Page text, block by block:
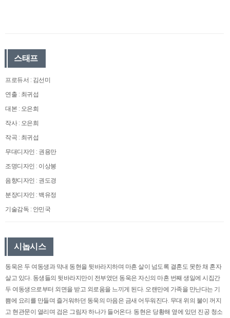
스태프
프로듀서 : 김선미
연출 : 최귀섭
대본 : 오은희
작사 : 오은희
작곡 : 최귀섭
무대디자인 : 권용만
조명디자인 : 이상봉
음향디자인 : 권도경
분장디자인 : 백유정
기술감독 : 안민국
시놉시스
동욱은 두 여동생과 막내 동현을 뒷바라지하며 마흔 살이 넘도록 결혼도 못한 채 혼자
살고 있다. 동생들의 뒷바라지만이 전부였던 동욱은 자신의 마흔 번째 생일에 시집간
두 여동생으로부터 외면을 받고 외로움을 느끼게 된다. 오랜만에 가족을 만난다는 기
쁨에 요리를 만들며 즐거워하던 동욱의 마음은 금새 어두워진다. 무대 위의 불이 꺼지
고 현관문이 열리며 검은 그림자 하나가 들어온다. 동현은 당황해 옆에 있던 진공 청소